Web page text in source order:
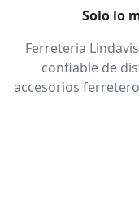
Solo lo
Ferreteria
confiable de
accesorios